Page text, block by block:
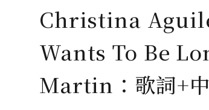
Christina
Wants To Be
Martin：歌詞+